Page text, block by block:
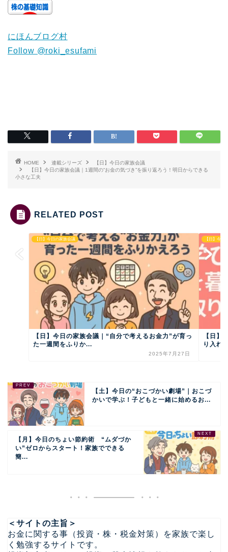
にほんブログ村
Follow @roki_esufami
HOME 連載シリーズ
【日】今日の家族会議
【日】今日の家族会議｜1週間の“お金の気づき”を振り返ろう！明日からできる
小さな工夫
RELATED POST
【日】今日の家族会議
【日】今日の家族会議｜“自分で考えるお金力”が育っ
た一週間をふりか...
2025年7月27日
【日】今日
【日
り入れ
【土】今日の“おこづかい劇場”｜おこづ
かいで学ぶ！子どもと一緒に始めるお...
【月】今日のちょい節約術 “ムダづか
い”ゼロからスタート！家族でできる
簡...
＜サイトの主旨＞
お金に関する事（投資・株・税金対策）を家族で楽し
く勉強するサイトです。